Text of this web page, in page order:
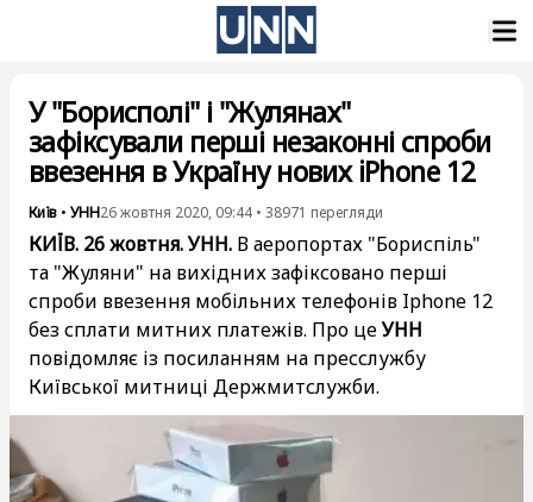
У "Борисполі" і "Жулянах"
зафіксували перші незаконні спроби
ввезення в Україну нових iPhone 12
Київ • УНН26 жовтня 2020, 09:44 • 38971 перегляди
КИЇВ. 26 жовтня. УНН. В аеропортах "Бориспіль"
та "Жуляни" на вихідних зафіксовано перші
спроби ввезення мобільних телефонів Iphone 12
без сплати митних платежів. Про цеУНН
повідомляє із посиланням на пресслужбу
Київської митниці Держмитслужби.